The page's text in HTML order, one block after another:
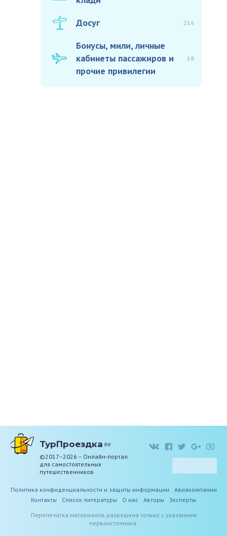
Досуг 216
Бонусы, мили, личные
кабинеты пассажиров и
прочие привилегии
18
ТурПроездка ру
©2017–2026 – Онлайн-портал
для самостоятельных
путешественников
Политика конфиденциальности и защиты информации
Авиакомпании
Контакты
Список литературы О нас Авторы
Эксперты
Перепечатка материалов разрешена только с указанием
первоисточника.